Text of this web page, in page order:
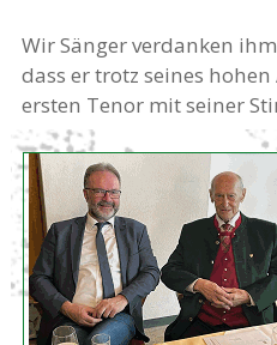
Wir Sänger verdanken
dass er trotz seines
ersten Tenor mit seiner